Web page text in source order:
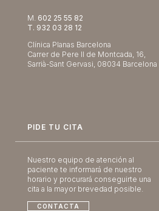
M. 602 25 55 82
T. 932 03 28 12
Clínica Planas Barcelona
Carrer de Pere II de Montcada, 16,
Sarrià-Sant Gervasi, 08034 Barcelona
PIDE TU CITA
Nuestro equipo de atención al
paciente te informará de nuestro
horario y procurará conseguirte una
cita a la mayor brevedad posible.
CONTACTA